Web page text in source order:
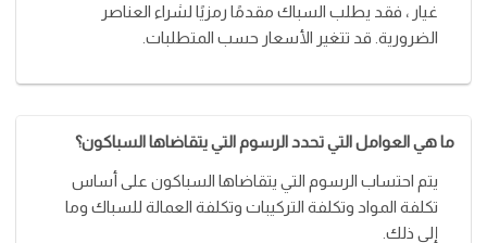
غيار ، فقد يطلب السباك مقدمًا رمزيًا لشراء العناصر
الضرورية. قد تتغير الأسعار حسب المتطلبات.
ما هي العوامل التي تحدد الرسوم التي يتقاضاها السباكون؟
يتم احتساب الرسوم التي يتقاضاها السباكون على أساس
تكلفة المواد وتكلفة التركيبات وتكلفة العمالة للسباك وما
إلى ذلك.